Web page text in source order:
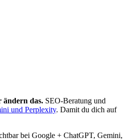
ändern das. SEO-Beratung und
und Perplexity. Damit du dich auf
bei Google + ChatGPT, Gemini,